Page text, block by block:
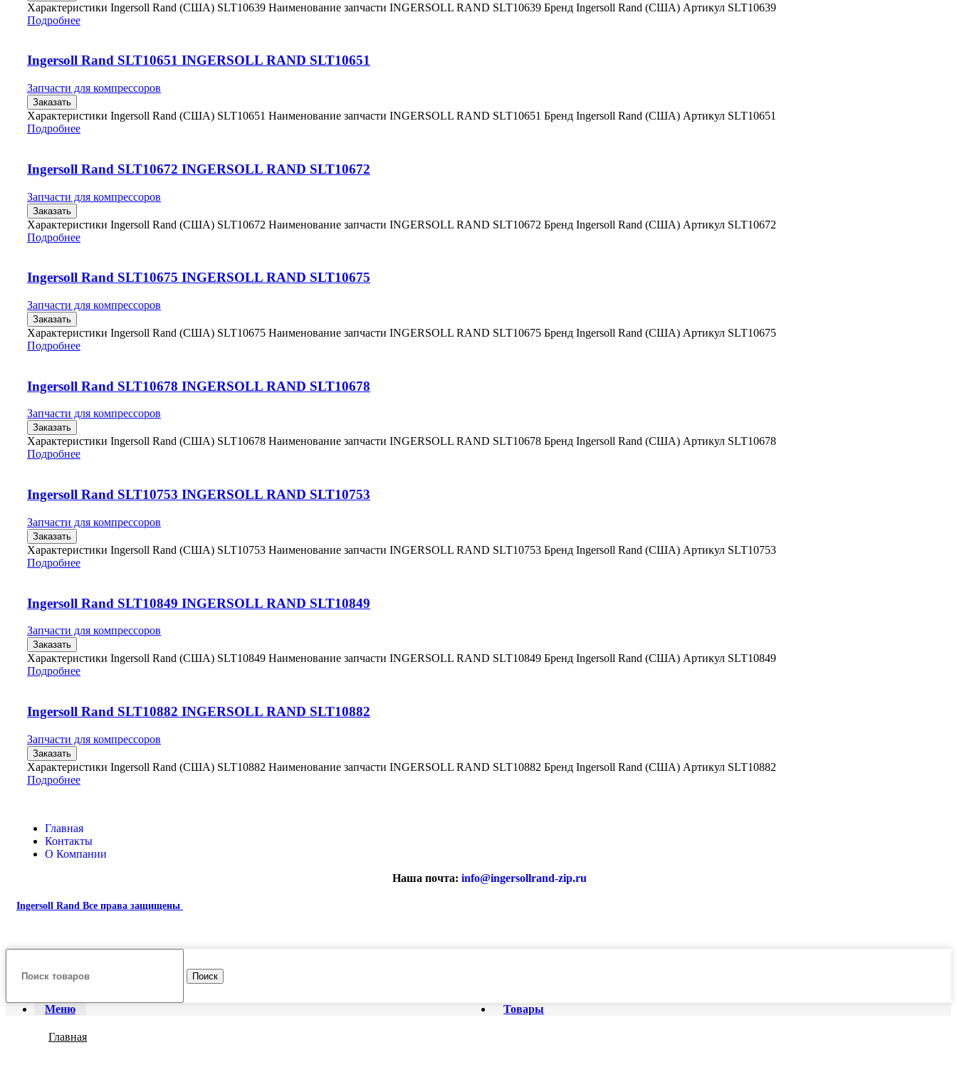
Характеристики Ingersoll Rand (США) SLT10639 Наименование запчасти INGERSOLL RAND SLT10639 Бренд Ingersoll Rand (США) Артикул SLT10639
Подробнее
Ingersoll Rand SLT10651 INGERSOLL RAND SLT10651
Запчасти для компрессоров
Заказать
Характеристики Ingersoll Rand (США) SLT10651 Наименование запчасти INGERSOLL RAND SLT10651 Бренд Ingersoll Rand (США) Артикул SLT10651
Подробнее
Ingersoll Rand SLT10672 INGERSOLL RAND SLT10672
Запчасти для компрессоров
Заказать
Характеристики Ingersoll Rand (США) SLT10672 Наименование запчасти INGERSOLL RAND SLT10672 Бренд Ingersoll Rand (США) Артикул SLT10672
Подробнее
Ingersoll Rand SLT10675 INGERSOLL RAND SLT10675
Запчасти для компрессоров
Заказать
Характеристики Ingersoll Rand (США) SLT10675 Наименование запчасти INGERSOLL RAND SLT10675 Бренд Ingersoll Rand (США) Артикул SLT10675
Подробнее
Ingersoll Rand SLT10678 INGERSOLL RAND SLT10678
Запчасти для компрессоров
Заказать
Характеристики Ingersoll Rand (США) SLT10678 Наименование запчасти INGERSOLL RAND SLT10678 Бренд Ingersoll Rand (США) Артикул SLT10678
Подробнее
Ingersoll Rand SLT10753 INGERSOLL RAND SLT10753
Запчасти для компрессоров
Заказать
Характеристики Ingersoll Rand (США) SLT10753 Наименование запчасти INGERSOLL RAND SLT10753 Бренд Ingersoll Rand (США) Артикул SLT10753
Подробнее
Ingersoll Rand SLT10849 INGERSOLL RAND SLT10849
Запчасти для компрессоров
Заказать
Характеристики Ingersoll Rand (США) SLT10849 Наименование запчасти INGERSOLL RAND SLT10849 Бренд Ingersoll Rand (США) Артикул SLT10849
Подробнее
Ingersoll Rand SLT10882 INGERSOLL RAND SLT10882
Запчасти для компрессоров
Заказать
Характеристики Ingersoll Rand (США) SLT10882 Наименование запчасти INGERSOLL RAND SLT10882 Бренд Ingersoll Rand (США) Артикул SLT10882
Подробнее
Главная
Контакты
О Компании
Наша почта: info@ingersollrand-zip.ru
Ingersoll Rand Все права защищены
Поиск
Товары
Меню
Главная